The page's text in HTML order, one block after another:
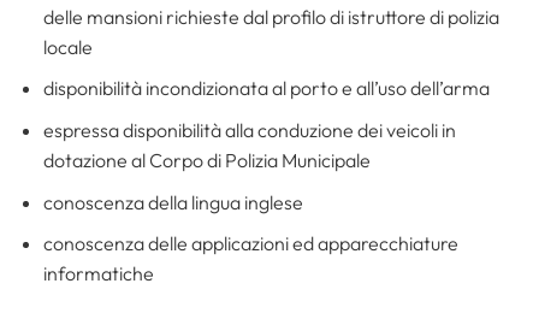
delle mansioni richieste dal profilo di istruttore di polizia
locale
disponibilità incondizionata al porto e all’uso dell’arma
espressa disponibilità alla conduzione dei veicoli in
dotazione al Corpo di Polizia Municipale
conoscenza della lingua inglese
conoscenza delle applicazioni ed apparecchiature
informatiche